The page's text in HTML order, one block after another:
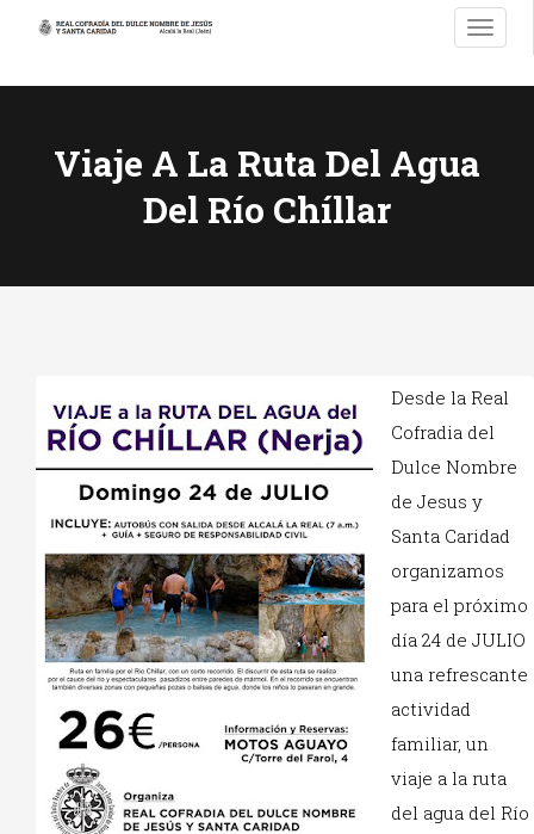
T
g
g
o
n
Viaje A La Ruta Del Agua
Del Río Chíllar
Desde la Real
Cofradia del
Dulce Nombre
de Jesus y
Santa Caridad
organizamos
para el próximo
día 24 de JULIO
una refrescante
actividad
familiar, un
viaje a la ruta
del agua del Río